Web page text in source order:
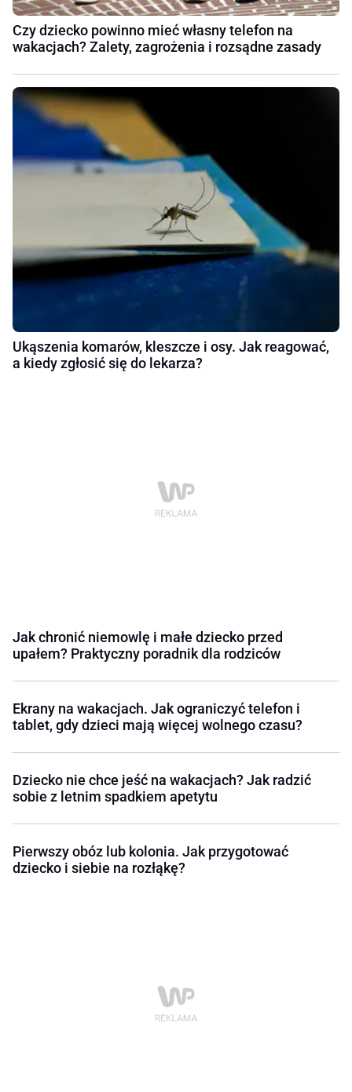
Czy dziecko powinno mieć własny telefon na
wakacjach? Zalety, zagrożenia i rozsądne zasady
Ukąszenia komarów, kleszcze i osy. Jak reagować,
a kiedy zgłosić się do lekarza?
Jak chronić niemowlę i małe dziecko przed
upałem? Praktyczny poradnik dla rodziców
Ekrany na wakacjach. Jak ograniczyć telefon i
tablet, gdy dzieci mają więcej wolnego czasu?
Dziecko nie chce jeść na wakacjach? Jak radzić
sobie z letnim spadkiem apetytu
Pierwszy obóz lub kolonia. Jak przygotować
dziecko i siebie na rozłąkę?